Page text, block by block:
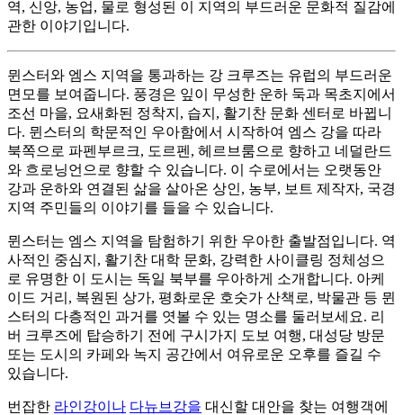
역, 신앙, 농업, 물로 형성된 이 지역의 부드러운 문화적 질감에
관한 이야기입니다.
뮌스터와 엠스 지역을 통과하는 강 크루즈는 유럽의 부드러운
면모를 보여줍니다. 풍경은 잎이 무성한 운하 둑과 목초지에서
조선 마을, 요새화된 정착지, 습지, 활기찬 문화 센터로 바뀝니
다. 뮌스터의 학문적인 우아함에서 시작하여 엠스 강을 따라
북쪽으로 파펜부르크, 도르펜, 헤르브룸으로 향하고 네덜란드
와 흐로닝언으로 향할 수 있습니다. 이 수로에서는 오랫동안
강과 운하와 연결된 삶을 살아온 상인, 농부, 보트 제작자, 국경
지역 주민들의 이야기를 들을 수 있습니다.
뮌스터는 엠스 지역을 탐험하기 위한 우아한 출발점입니다. 역
사적인 중심지, 활기찬 대학 문화, 강력한 사이클링 정체성으
로 유명한 이 도시는 독일 북부를 우아하게 소개합니다. 아케
이드 거리, 복원된 상가, 평화로운 호숫가 산책로, 박물관 등 뮌
스터의 다층적인 과거를 엿볼 수 있는 명소를 둘러보세요. 리
버 크루즈에 탑승하기 전에 구시가지 도보 여행, 대성당 방문
또는 도시의 카페와 녹지 공간에서 여유로운 오후를 즐길 수
있습니다.
번잡한 라인강이나 다뉴브강을 대신할 대안을 찾는 여행객에